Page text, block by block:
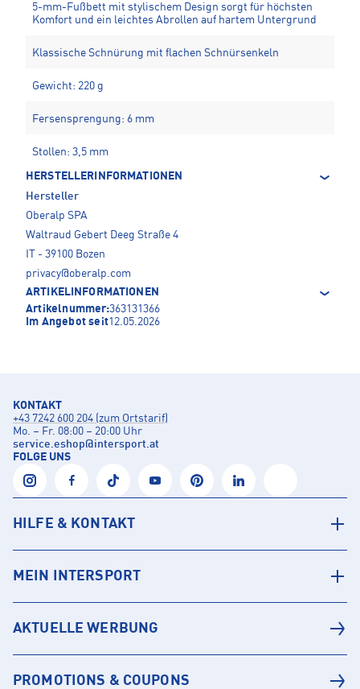
5-mm-Fußbett mit stylischem Design sorgt für höchsten
Komfort und ein leichtes Abrollen auf hartem Untergrund
Klassische Schnürung mit flachen Schnürsenkeln
Gewicht: 220 g
Fersensprengung: 6 mm
Stollen: 3,5 mm
HERSTELLERINFORMATIONEN
Hersteller
Oberalp SPA
Waltraud Gebert Deeg Straße 4
IT - 39100 Bozen
privacy@oberalp.com
ARTIKELINFORMATIONEN
Artikelnummer:363131366
Im Angebot seit12.05.2026
KONTAKT
+43 7242 600 204 (zum Ortstarif)
Mo. – Fr. 08:00 – 20:00 Uhr
service.eshop@intersport.at
FOLGE UNS
HILFE & KONTAKT
MEIN INTERSPORT
AKTUELLE WERBUNG
PROMOTIONS & COUPONS